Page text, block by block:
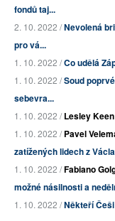
fondů taj...
2. 10. 2022 /Nevolená
pro vá...
1. 10. 2022 /Co udělá
1. 10. 2022 /Soud
sebevra...
1. 10. 2022 /Lesley Keen
1. 10. 2022 /Pavel
zatížených lidech z
1. 10. 2022 /Fabiano
možné násilnosti a
1. 10. 2022 /Někteří